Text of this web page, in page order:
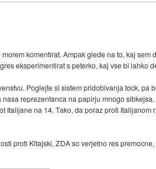
komentirat. Ampak glede na to, kaj
eksperimentirat s peterko, kaj vse bi lahko
Poglejte si sistem pridobivanja tock, pa
reprezentanca na papirju mnogo
Italijane na 14. Tako, da poraz proti
proti Kitajski, ZDA so verjetno res